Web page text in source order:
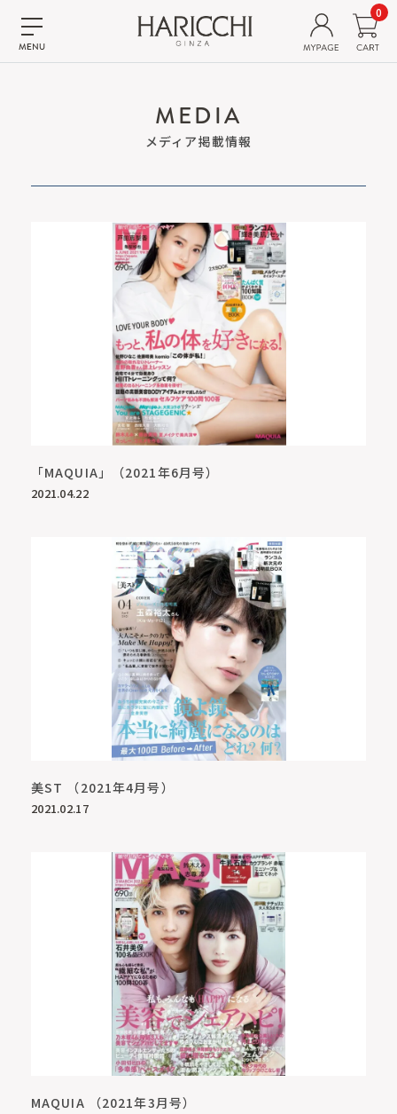
0
MEDIA
メディア掲載情報
「MAQUIA」（2021年6月号）
2021.04.22
美ST （2021年4月号）
2021.02.17
MAQUIA （2021年3月号）